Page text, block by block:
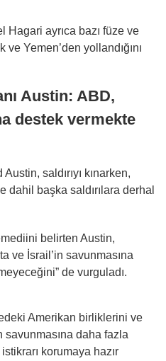
Hagari ayrıca bazı füze ve
ve Yemen’den yollandığını
Austin: ABD,
destek vermekte
saldırıyı kınarken,
dahil başka saldırılara derhal
belirten Austin,
ve İsrail’in savunmasına
de vurguladı.
Amerikan birliklerini ve
savunmasına daha fazla
korumaya hazır